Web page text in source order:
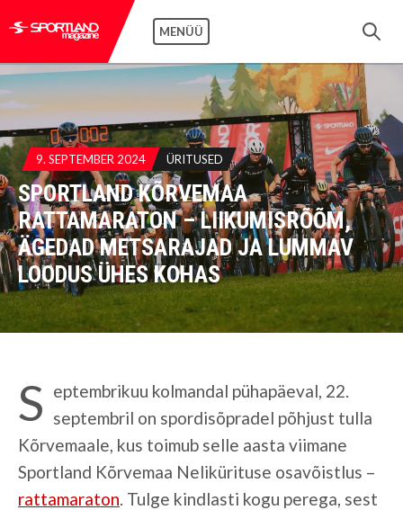
MENÜÜ
9. SEPTEMBER 2024 ÜRITUSED
SPORTLAND KÕRVEMAA
RATTAMARATON – LIIKUMISRÕÕM,
ÄGEDAD METSARAJAD JA LUMMAV
LOODUS ÜHES KOHAS
S eptembrikuu kolmandal pühapäeval, 22.
septembril on spordisõpradel põhjust tulla
Kõrvemaale, kus toimub selle aasta viimane
Sportland Kõrvemaa Nelikürituse osavõistlus –
rattamaraton. Tulge kindlasti kogu perega, sest